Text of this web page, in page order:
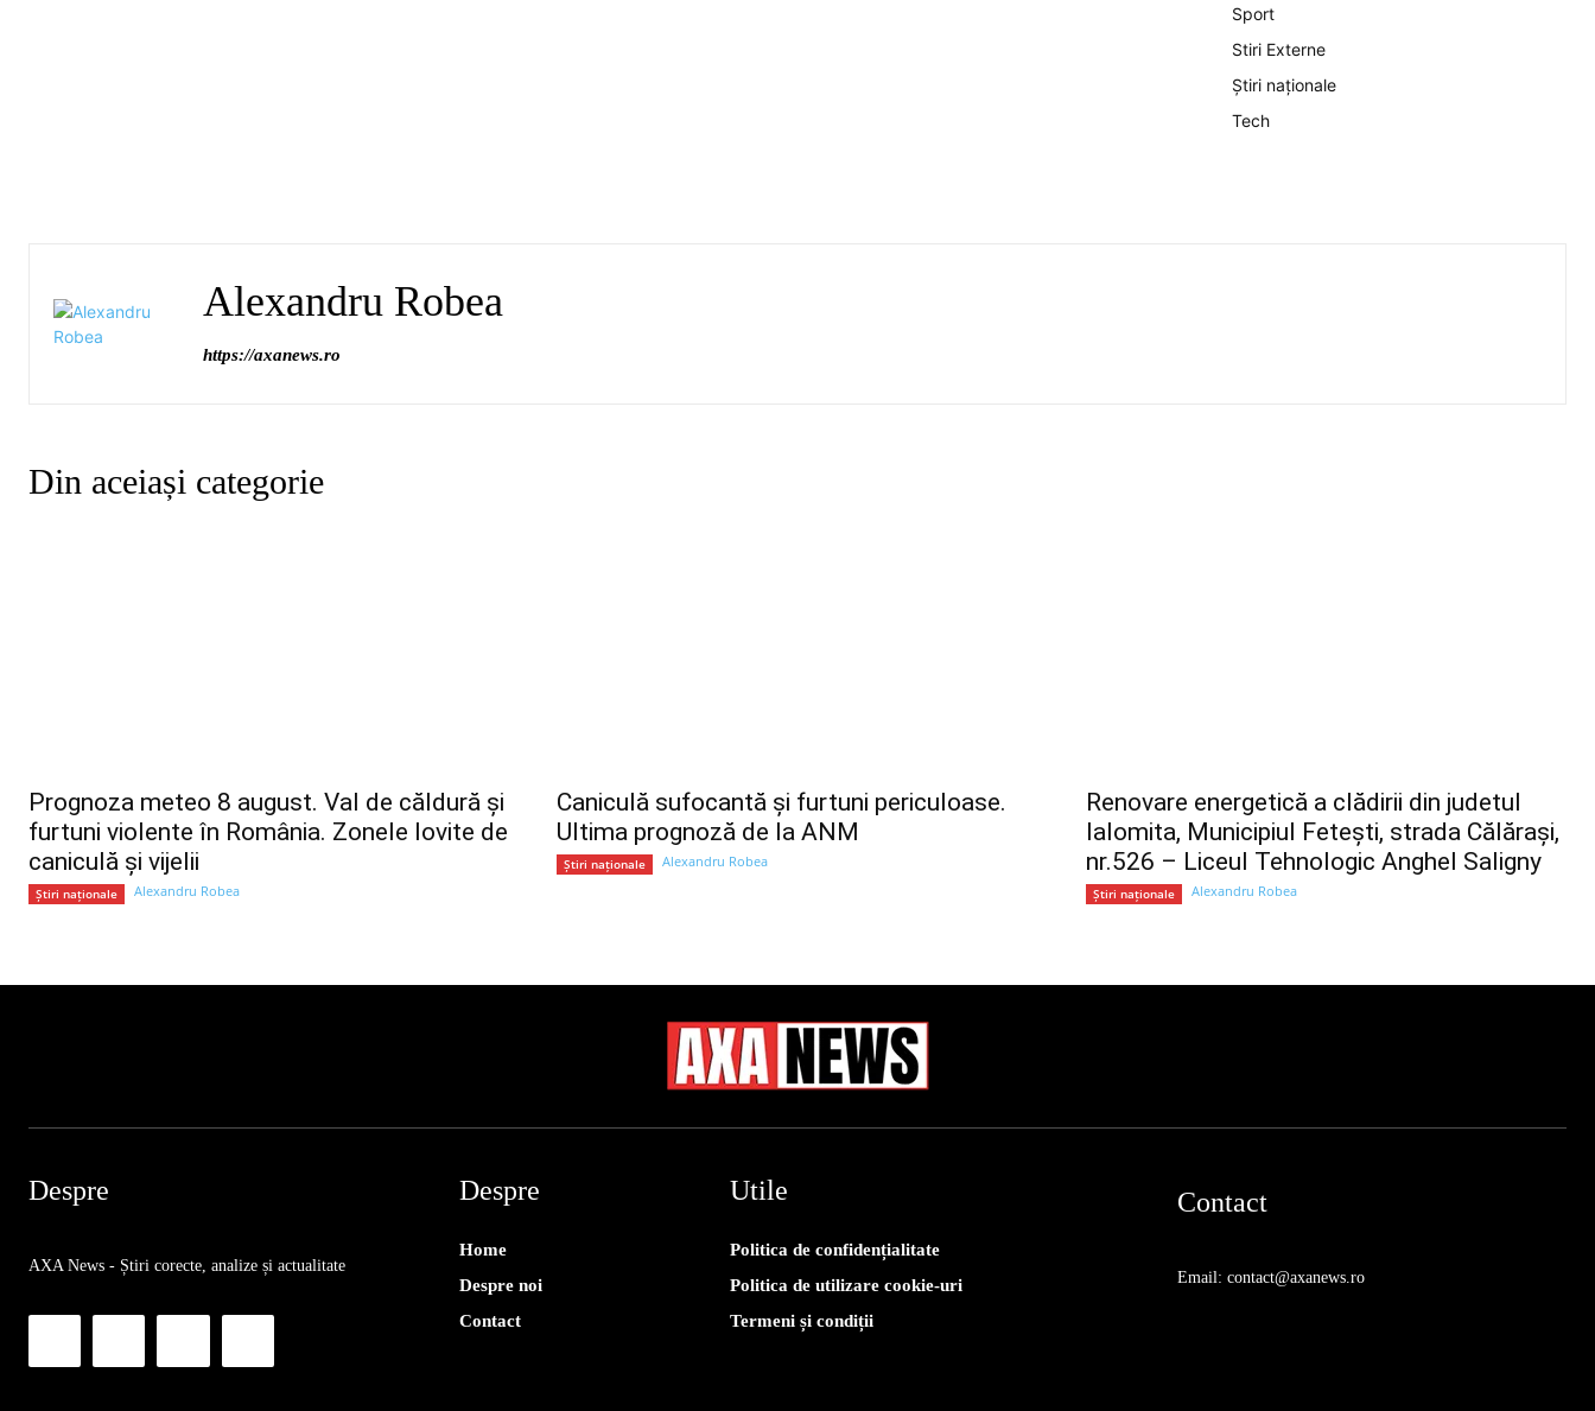
Sport
Stiri Externe
Știri naționale
Tech
Alexandru Robea
https://axanews.ro
Din aceiași categorie
Prognoza meteo 8 august. Val de căldură și
furtuni violente în România. Zonele lovite de
caniculă și vijelii
Știri naționale Alexandru Robea
Caniculă sufocantă și furtuni periculoase.
Ultima prognoză de la ANM
Știri naționale Alexandru Robea
Renovare energetică a clădirii din judetul
Ialomita, Municipiul Fetești, strada Călărași,
nr.526 – Liceul Tehnologic Anghel Saligny
Știri naționale Alexandru Robea
Despre
AXA News - Știri corecte, analize și actualitate
Despre
Home
Despre noi
Contact
Utile
Politica de confidențialitate
Politica de utilizare cookie-uri
Termeni și condiții
Contact
Email: contact@axanews.ro